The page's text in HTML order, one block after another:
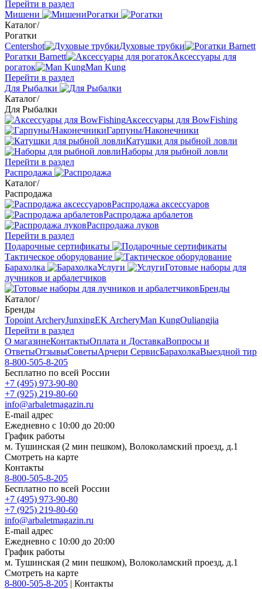
Перейти в раздел
Мишени
Рогатки
Каталог/
Рогатки
Centershot
Духовые трубки
Рогатки Barnett
Аксессуары для
рогаток
Man Kung
Перейти в раздел
Для Рыбалки
Каталог/
Для Рыбалки
Аксессуары для BowFishing
Гарпуны/Наконечники
Катушки для рыбной ловли
Наборы для рыбной ловли
Перейти в раздел
Распродажа
Каталог/
Распродажа
Распродажа аксессуаров
Распродажа арбалетов
Распродажа луков
Перейти в раздел
Подарочные сертификаты
Тактическое оборудование
Барахолка
Услуги
Готовые наборы для
лучников и арбалетчиков
Бренды
Каталог/
Бренды
Topoint ArcheryJunxingEK ArcheryMan KungOuliangjia
Перейти в раздел
О магазинеКонтактыОплата и ДоставкаВопросы и
ОтветыОтзывыСоветыАрчери СервисБарахолкаВыездной тир
8-800-505-8-205
Бесплатно по всей России
+7 (495) 973-90-80
+7 (925) 219-80-60
info@arbaletmagazin.ru
E-mail адрес
Ежедневно с 10:00 до 20:00
График работы
м. Тушинская (2 мин пешком), Волоколамский проезд, д.1
Смотреть на карте
Контакты
8-800-505-8-205
Бесплатно по всей России
+7 (495) 973-90-80
+7 (925) 219-80-60
info@arbaletmagazin.ru
E-mail адрес
Ежедневно с 10:00 до 20:00
График работы
м. Тушинская (2 мин пешком), Волоколамский проезд, д.1
Смотреть на карте
8-800-505-8-205 | Контакты